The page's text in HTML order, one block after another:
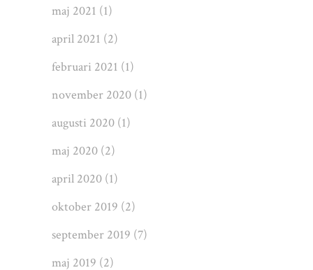
maj 2021 (1)
april 2021 (2)
februari 2021 (1)
november 2020 (1)
augusti 2020 (1)
maj 2020 (2)
april 2020 (1)
oktober 2019 (2)
september 2019 (7)
maj 2019 (2)